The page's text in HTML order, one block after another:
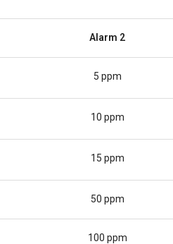
Alarm 2
5 ppm
10 ppm
15 ppm
50 ppm
100 ppm